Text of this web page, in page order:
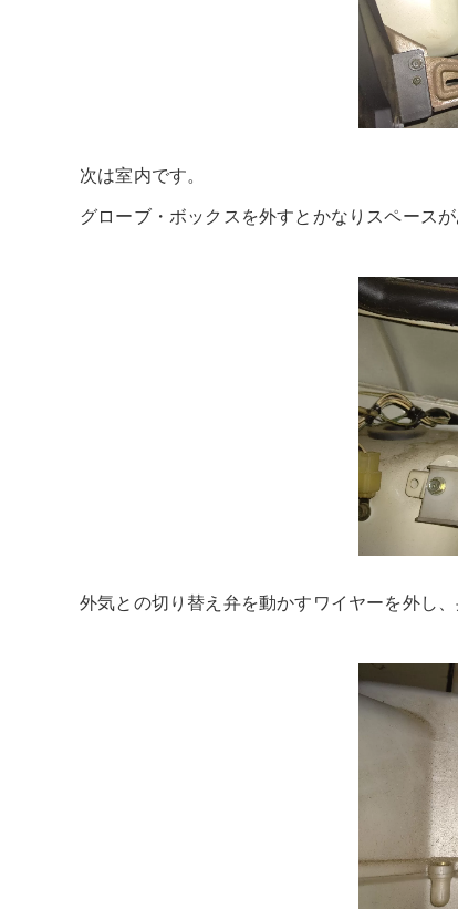
次は室内です。
グローブ・ボックスを外すとかなりスペース
外気との切り替え弁を動かすワイヤーを外し、